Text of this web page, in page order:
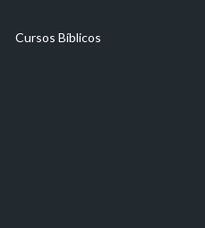
Cursos Bíblicos